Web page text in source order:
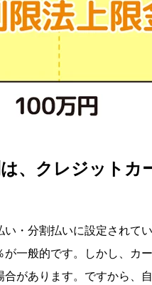
、クレジットカ
い・分割払いに設定されて
が一般的です。しかし、カ
があります。ですから、